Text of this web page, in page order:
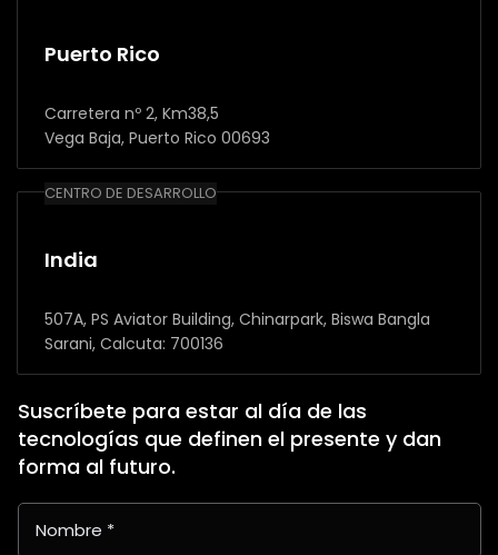
Puerto Rico
Carretera nº 2, Km38,5
Vega Baja, Puerto Rico 00693
CENTRO DE DESARROLLO
India
507A, PS Aviator Building, Chinarpark, Biswa Bangla
Sarani, Calcuta: 700136
Suscríbete para estar al día de las
tecnologías que definen el presente y dan
forma al futuro.